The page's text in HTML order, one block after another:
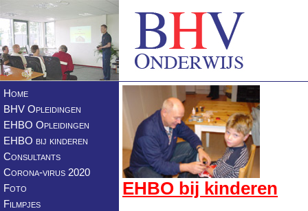
Home
BHV Opleidingen
EHBO Opleidingen
EHBO bij kinderen
Consultants
Corona-virus 2020
Foto
Filmpjes
EHBO bij kinderen